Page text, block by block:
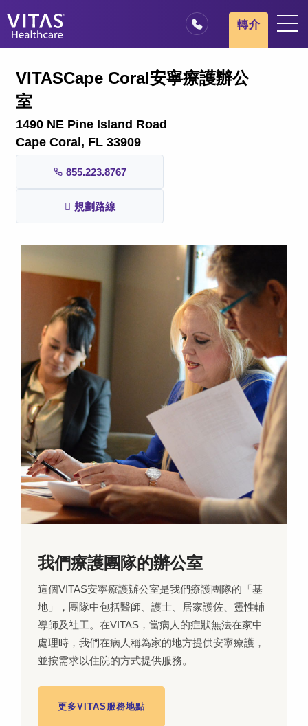
安寧療護基本概述
醫療服務專業人員
家庭與照顧者
轉介
VITASCape Coral安寧療護辦公
室
1490 NE Pine Island Road
Cape Coral, FL 33909
855.223.8767
規劃路線
我們療護團隊的辦公室
這個VITAS安寧療護辦公室是我們療護團隊的「基
地」，團隊中包括醫師、護士、居家護佐、靈性輔
導師及社工。在VITAS，當病人的症狀無法在家中
處理時，我們在病人稱為家的地方提供安寧療護，
並按需求以住院的方式提供服務。
更多VITAS服務地點